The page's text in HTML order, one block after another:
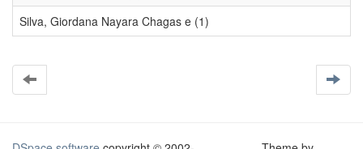
Silva, Giordana Nayara Chagas e (1)